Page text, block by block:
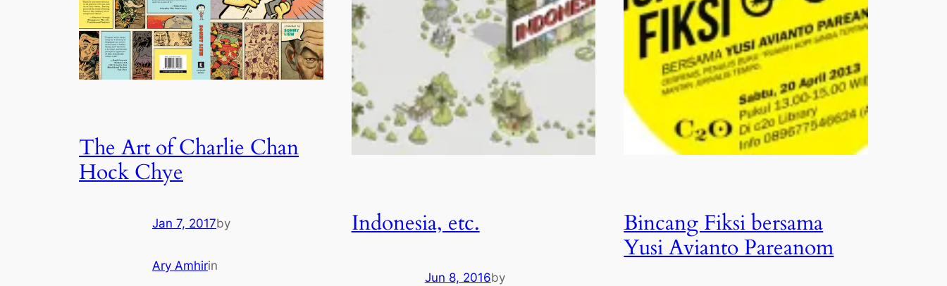
The Art of Charlie Chan
Hock Chye
Jan 7, 2017by
Ary Amhirin
Indonesia, etc.
Jun 8, 2016by
Bincang Fiksi bersama
Yusi Avianto Pareanom